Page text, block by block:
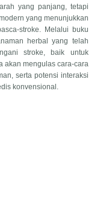
yang panjang, tetapi
yang menunjukkan
stroke. Melalui buku
herbal yang telah
stroke, baik untuk
akan mengulas cara-cara
serta potensi interaksi
konvensional.